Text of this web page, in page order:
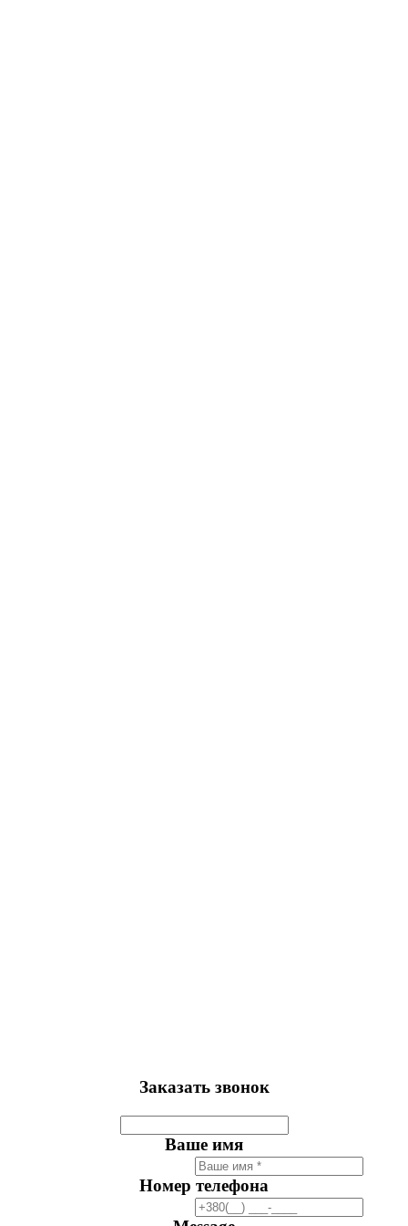
Заказать звонок
Ваше имя
Номер телефона